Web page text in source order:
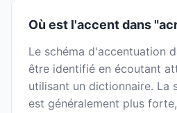
Où est l'accent dans
Le schéma d'accentuation
être identifié en écoutant
utilisant un dictionnaire. La
est généralement plus